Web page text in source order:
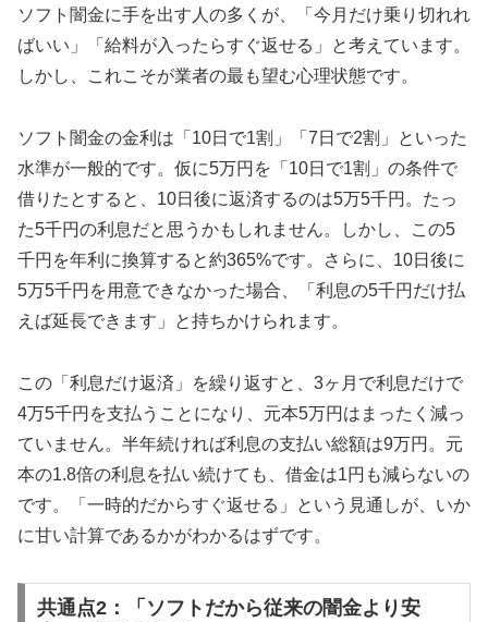
ソフト闇金に手を出す人の多くが、「今月だけ乗り切れれ
ばいい」「給料が入ったらすぐ返せる」と考えています。
しかし、これこそが業者の最も望む心理状態です。
ソフト闇金の金利は「10日で1割」「7日で2割」といった
水準が一般的です。仮に5万円を「10日で1割」の条件で
借りたとすると、10日後に返済するのは5万5千円。たっ
た5千円の利息だと思うかもしれません。しかし、この5
千円を年利に換算すると約365%です。さらに、10日後に
5万5千円を用意できなかった場合、「利息の5千円だけ払
えば延長できます」と持ちかけられます。
この「利息だけ返済」を繰り返すと、3ヶ月で利息だけで
4万5千円を支払うことになり、元本5万円はまったく減っ
ていません。半年続ければ利息の支払い総額は9万円。元
本の1.8倍の利息を払い続けても、借金は1円も減らないの
です。「一時的だからすぐ返せる」という見通しが、いか
に甘い計算であるかがわかるはずです。
共通点2：「ソフトだから従来の闇金より安